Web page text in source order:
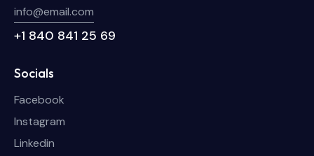
info@email.com
+1 840 841 25 69
Socials
Facebook
Instagram
Linkedin